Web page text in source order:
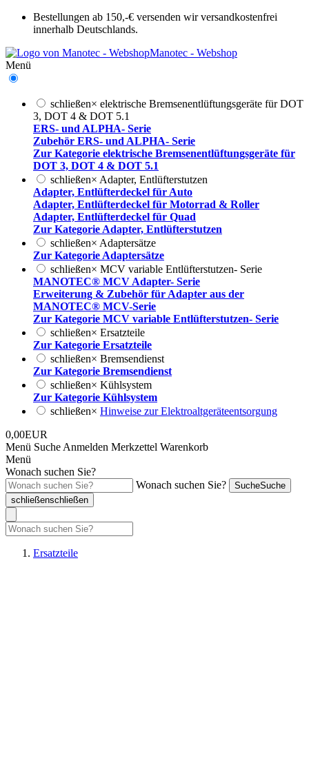
Bestellungen ab 150,-€ versenden wir versandkostenfrei
innerhalb Deutschlands.
Manotec - Webshop
Menü
schließen× elektrische Bremsenentlüftungsgeräte für DOT
3, DOT 4 & DOT 5.1
ERS- und ALPHA- Serie
Zubehör ERS- und ALPHA- Serie
Zur Kategorie elektrische Bremsenentlüftungsgeräte für
DOT 3, DOT 4 & DOT 5.1
schließen× Adapter, Entlüfterstutzen
Adapter, Entlüfterdeckel für Auto
Adapter, Entlüfterdeckel für Motorrad & Roller
Adapter, Entlüfterdeckel für Quad
Zur Kategorie Adapter, Entlüfterstutzen
schließen× Adaptersätze
Zur Kategorie Adaptersätze
schließen× MCV variable Entlüfterstutzen- Serie
MANOTEC® MCV Adapter- Serie
Erweiterung & Zubehör für Adapter aus der
MANOTEC® MCV-Serie
Zur Kategorie MCV variable Entlüfterstutzen- Serie
schließen× Ersatzteile
Zur Kategorie Ersatzteile
schließen× Bremsendienst
Zur Kategorie Bremsendienst
schließen× Kühlsystem
Zur Kategorie Kühlsystem
schließen× Hinweise zur Elektroaltgeräteentsorgung
0,00EUR
Menü Suche Anmelden Merkzettel Warenkorb
Menü
Wonach suchen Sie?
Wonach suchen Sie?
SucheSuche
schließenschließen
Ersatzteile